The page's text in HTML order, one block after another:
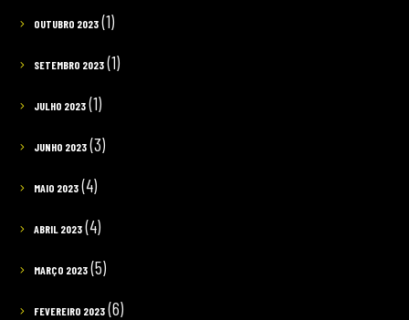
OUTUBRO 2023(1)
SETEMBRO 2023(1)
JULHO 2023(1)
JUNHO 2023(3)
MAIO 2023(4)
ABRIL 2023(4)
MARÇO 2023(5)
FEVEREIRO 2023(6)